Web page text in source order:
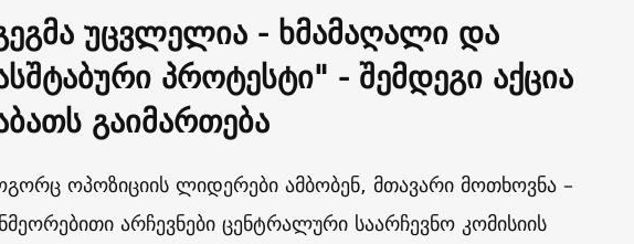
უცვლელია - ხმამაღალი და
პროტესტი" - შემდეგი აქცია
გაიმართება
ოპოზიციის ლიდერები ამბობენ, მთავარი მოთხოვნა –
არჩევნები ცენტრალური საარჩევნო კომისიის